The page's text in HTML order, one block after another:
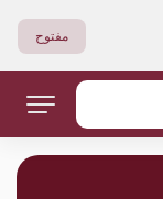
مفتوح